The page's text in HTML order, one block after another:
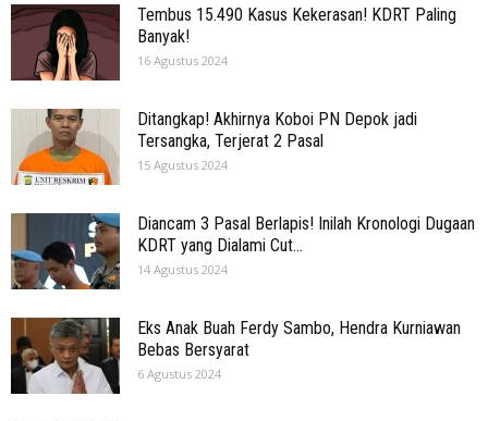
Tembus 15.490 Kasus Kekerasan! KDRT Paling
Banyak!
16 Agustus 2024
Ditangkap! Akhirnya Koboi PN Depok jadi
Tersangka, Terjerat 2 Pasal
15 Agustus 2024
Diancam 3 Pasal Berlapis! Inilah Kronologi Dugaan
KDRT yang Dialami Cut...
14 Agustus 2024
Eks Anak Buah Ferdy Sambo, Hendra Kurniawan
Bebas Bersyarat
6 Agustus 2024